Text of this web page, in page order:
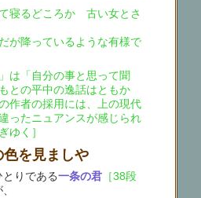
るどころか 古い女とさ
っているような有様で
は「自分の事と思って聞
との平中の逸話はともか
作者の採用には、上の現代
ったニュアンスが感じられ
ゆく］
を見ましや
りである一条の君 ［38段